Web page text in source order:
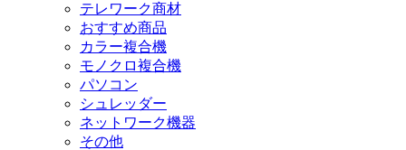
テレワーク商材
おすすめ商品
カラー複合機
モノクロ複合機
パソコン
シュレッダー
ネットワーク機器
その他